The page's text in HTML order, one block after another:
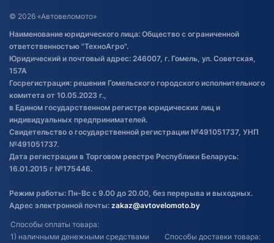
Договор публичной оферты
Обработка файлов cookie
Постановка транспорта на учет
Обновления в ЭПТС 2024
© 2026 «Автовеломото»
Наименование юридического лица: Общество с ограниченной
ответственностью "ТехноАгро".
Юридический и почтовый адрес: 246007, г. Гомель, ул. Советская,
157А
Госрегистрация: решения Гомельского городского исполнительного
комитета от 10.05.2023 г.,
в Едином государственном регистре юридических лиц и
индивидуальных предпринимателей.
Свидетельство о государственной регистрации №491051737, УНП
№491051737.
Дата регистрации в Торговом реестре Республики Беларусь:
16.01.2015 г №175446.
Режим работы: Пн-Вс с 9.00 до 20.00, без перерыва и выходных.
Адрес электронной почты: zakaz@avtovelomoto.by
Способы оплаты товара:
1) наличными денежными средствами
Способы доставки товара: